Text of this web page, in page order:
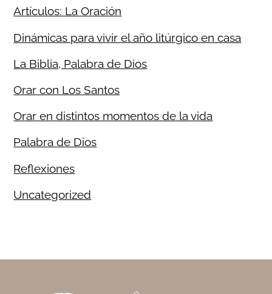
Artículos: La Oración
Dinámicas para vivir el año litúrgico en casa
La Biblia, Palabra de Dios
Orar con Los Santos
Orar en distintos momentos de la vida
Palabra de Dios
Reflexiones
Uncategorized